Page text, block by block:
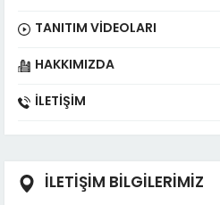
TANITIM VIDEOLARI
HAKKIMIZDA
İLETIŞIM
İLETİŞİM BİLGİLERİMİZ